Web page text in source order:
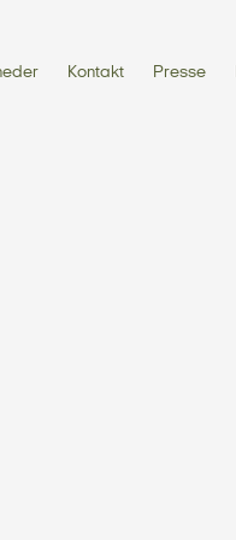
Kontakt Presse